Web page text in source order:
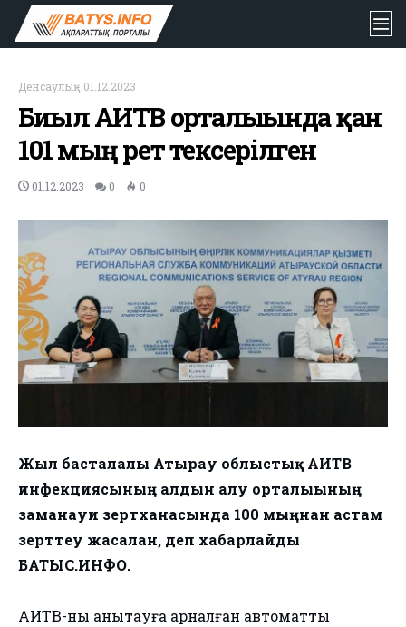
Денсаулық- 01.12.2023
Биыл АИТВ орталығында қан
101 мың рет тексерілген
01.12.2023 0 0
Жыл басталғалы Атырау облыстық АИТВ
инфекциясының алдын алу орталығының
заманауи зертханасында 100 мыңнан астам
зерттеу жасалған, деп хабарлайды
БАТЫС.ИНФО.
АИТВ-ны анықтауға арналған автоматты